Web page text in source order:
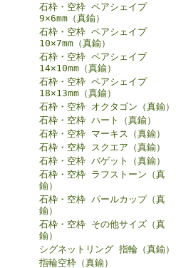
石枠・空枠 ペアシェイプ
9×6mm（真鍮）
石枠・空枠 ペアシェイプ
10×7mm（真鍮）
石枠・空枠 ペアシェイプ
14×10mm（真鍮）
石枠・空枠 ペアシェイプ
18×13mm（真鍮）
石枠・空枠 オクタゴン（真鍮）
石枠・空枠 ハート（真鍮）
石枠・空枠 マーキス（真鍮）
石枠・空枠 スクエア（真鍮）
石枠・空枠 バゲット（真鍮）
石枠・空枠 ラフストーン（真
鍮）
石枠・空枠 パールカップ（真
鍮）
石枠・空枠 その他サイズ（真
鍮）
シグネットリング 指輪（真鍮）
指輪空枠（真鍮）